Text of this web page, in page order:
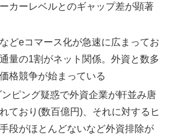
カーレベルとのギャップ差が顕著
どeコマース化が急速に広まってお
量の1割がネット関係。外資と数多
格競争が始まっている
ピング疑惑で外資企業が軒並み唐
ており(数百億円)、それに対するヒ
段がほとんどないなど外資排除が